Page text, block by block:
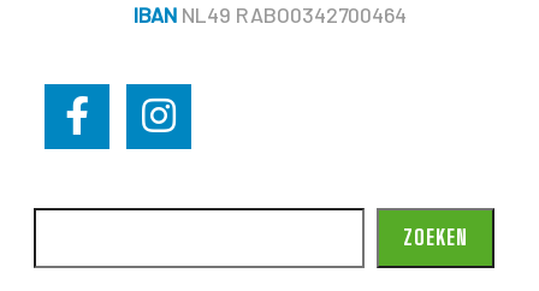
IBAN NL49 RABO0342700464
ZOEKEN